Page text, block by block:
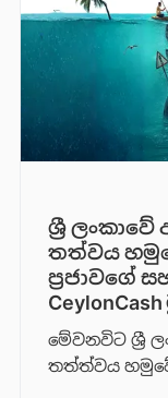
ශ්‍රී
තත්වය
ප්‍රජාවගේ
මේවනවිට ශ්‍රී
තත්ත්වය